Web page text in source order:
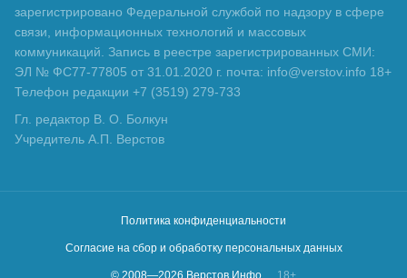
зарегистрировано Федеральной службой по надзору в сфере
связи, информационных технологий и массовых
коммуникаций. Запись в реестре зарегистрированных СМИ:
ЭЛ № ФС77-77805 от 31.01.2020 г. почта: info@verstov.info 18+
Телефон редакции +7 (3519) 279-733
Гл. редактор В. О. Болкун
Учредитель А.П. Верстов
Политика конфиденциальности
Согласие на сбор и обработку персональных данных
© 2008—2026 Верстов.Инфо 18+